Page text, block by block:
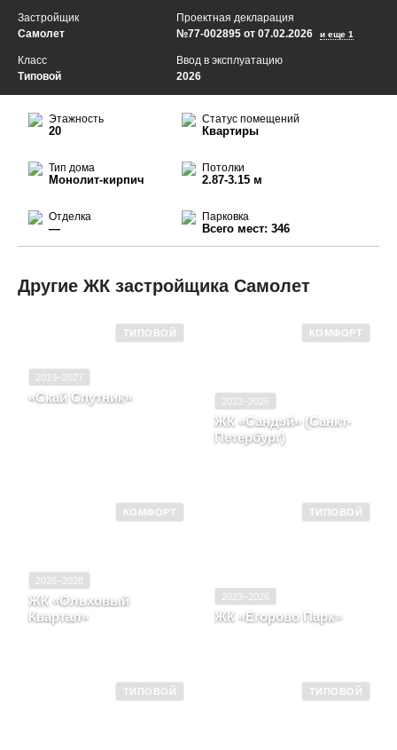
Застройщик
Самолет
Проектная декларация
№77-002895 от 07.02.2026
и еще 1
Ввод в эксплуатацию
2026
Класс
Типовой
Этажность
20
Статус помещений
Квартиры
Тип дома
Монолит-кирпич
Потолки
2.87-3.15 м
Отделка
—
Парковка
Всего мест: 346
Другие ЖК застройщика Самолет
ТИПОВОЙ
2019–2027
«Скай Спутник»
КОМФОРТ
2023–2026
ЖК «Сандэй» (Санкт-
Петербург)
КОМФОРТ
2026–2028
ЖК «Ольховый
Квартал»
ТИПОВОЙ
2023–2026
ЖК «Егорово Парк»
ТИПОВОЙ ТИПОВОЙ